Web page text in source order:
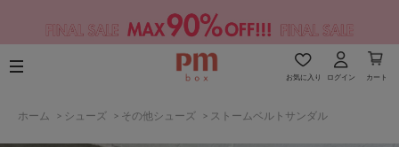
お気に入り ログイン カート
ホーム > シューズ > その他シューズ > ストームベルトサンダル